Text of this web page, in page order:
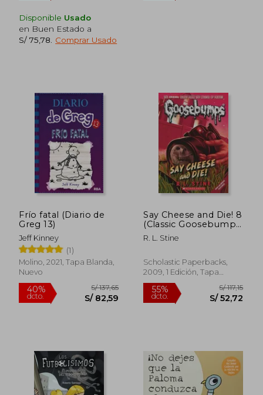
20%
dcto.
55%
dcto.
55%
dcto. S/ 78,04
Disponible Usado
en Buen Estado a
S/ 75,78
Comprar Usado
55%
dcto.
Frío fatal (Diario de
Greg 13)
Jeff Kinney
(1)
Molino, 2021, Tapa Blanda,
Nuevo
Say Cheese and Die! 8
(Classic Goosebumps)
(en Inglés)
R. L. Stine
Scholastic Paperbacks,
2009, 1 Edición, Tapa
Blanda, Nuevo